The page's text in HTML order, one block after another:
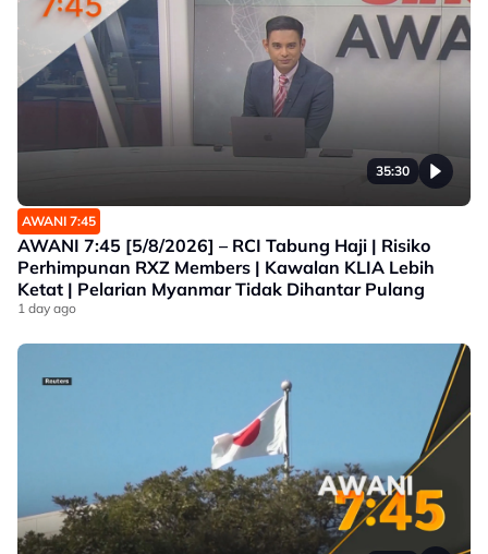
35:30
AWANI 7:45
AWANI 7:45 [5/8/2026] – RCI Tabung Haji | Risiko
Perhimpunan RXZ Members | Kawalan KLIA Lebih
Ketat | Pelarian Myanmar Tidak Dihantar Pulang
1 day ago